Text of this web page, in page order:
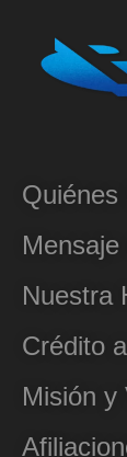
Quiénes
Nuestra
Crédito
Misión y